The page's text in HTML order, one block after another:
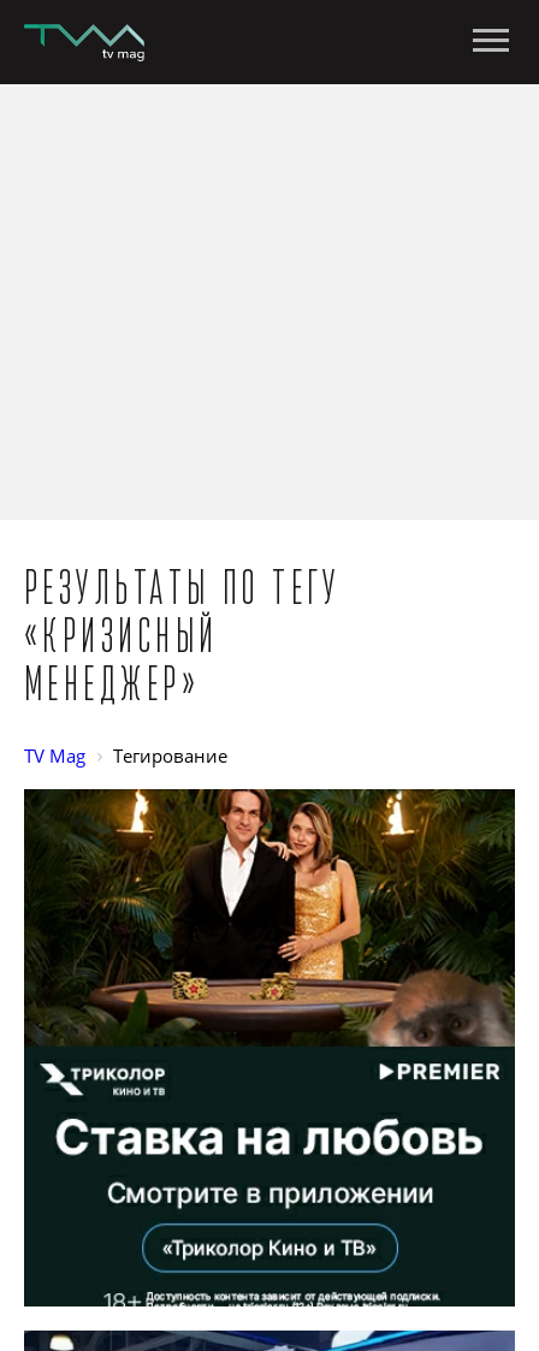
Результаты по тегу
«Кризисный
менеджер»
TV Mag Тегирование